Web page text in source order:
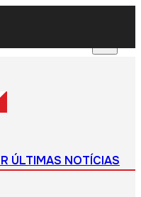
ÚLTIMAS NOTÍCIAS